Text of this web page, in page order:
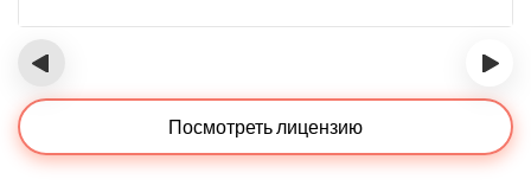
‹ ›
Посмотреть лицензию